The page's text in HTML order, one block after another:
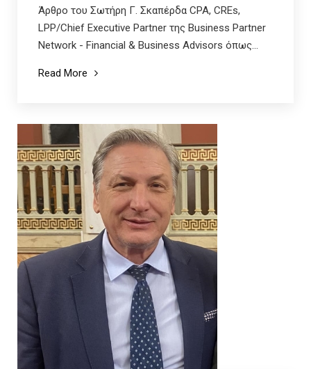
Άρθρο του Σωτήρη Γ. Σκαπέρδα CPA, CREs,
LPP/Chief Executive Partner της Business Partner
Network - Financial & Business Advisors όπως...
Read More